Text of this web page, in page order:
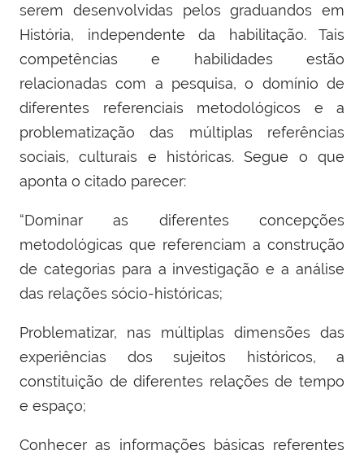
serem desenvolvidas pelos graduandos em
História, independente da habilitação. Tais
competências e habilidades estão
relacionadas com a pesquisa, o domínio de
diferentes referenciais metodológicos e a
problematização das múltiplas referências
sociais, culturais e históricas. Segue o que
aponta o citado parecer:
“Dominar as diferentes concepções
metodológicas que referenciam a construção
de categorias para a investigação e a análise
das relações sócio-históricas;
Problematizar, nas múltiplas dimensões das
experiências dos sujeitos históricos, a
constituição de diferentes relações de tempo
e espaço;
Conhecer as informações básicas referentes